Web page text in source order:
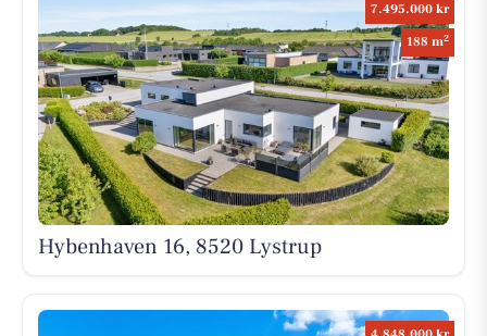
7.495.000 kr
188 m2
Hybenhaven 16, 8520 Lystrup